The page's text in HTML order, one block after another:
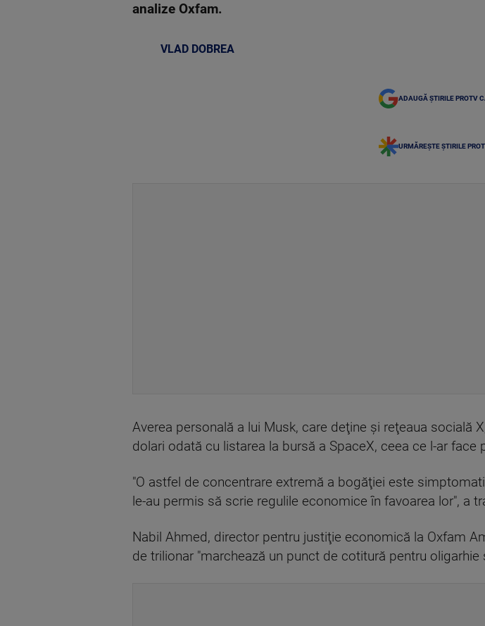
analize Oxfam.
VLAD DOBREA
ADAUGĂ ȘTIRILE PROTV
URMĂREȘTE ȘTIRILE
Averea personală a lui Musk, care deţine şi reţeaua
dolari odată cu listarea la bursă a SpaceX, ceea ce l-ar
"O astfel de concentrare extremă a bogăţiei este
le-au permis să scrie regulile economice în favoarea lor", a
Nabil Ahmed, director pentru justiţie economică la Oxfam
de trilionar "marchează un punct de cotitură pentru